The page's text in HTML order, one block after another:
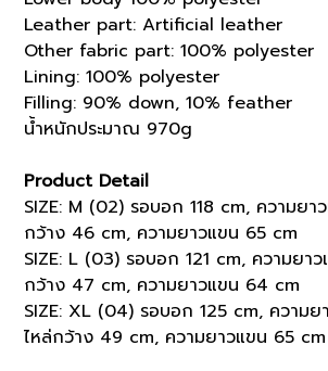
Leather part: Artificial leather
Other fabric part: 100% polyester
Lining: 100% polyester
Filling: 90% down, 10% feather
น้ำหนักประมาณ 970g
Product Detail
SIZE: M (02) รอบอก 118 cm, ความยา
กว้าง 46 cm, ความยาวแขน 65 cm
SIZE: L (03) รอบอก 121 cm, ความยา
กว้าง 47 cm, ความยาวแขน 64 cm
SIZE: XL (04) รอบอก 125 cm, ความย
ไหล่กว้าง 49 cm, ความยาวแขน 65 cm